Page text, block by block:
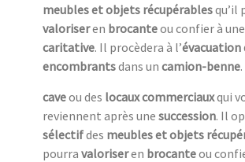
meubles et objets récupérablesqu’il
valoriseren brocanteou confier à une
caritative. Il procèdera à l’évacuation
encombrantsdans un camion-benne.
caveou des locaux commerciauxqui
reviennent après une succession. Il
sélectifdes meubles et objets
pourra valoriseren brocanteou